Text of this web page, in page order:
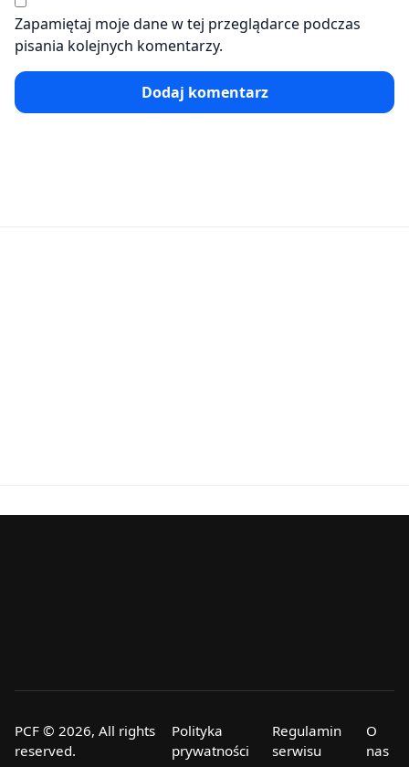
Zapamiętaj moje dane w tej przeglądarce podczas
pisania kolejnych komentarzy.
Dodaj komentarz
PCF © 2026, All rights
reserved.
Polityka
prywatności
Regulamin
serwisu
O
nas